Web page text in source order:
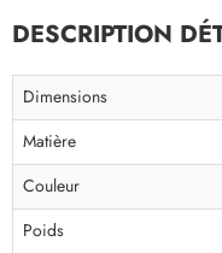
DESCRIPTION
Dimensions
Matière
Couleur
Poids